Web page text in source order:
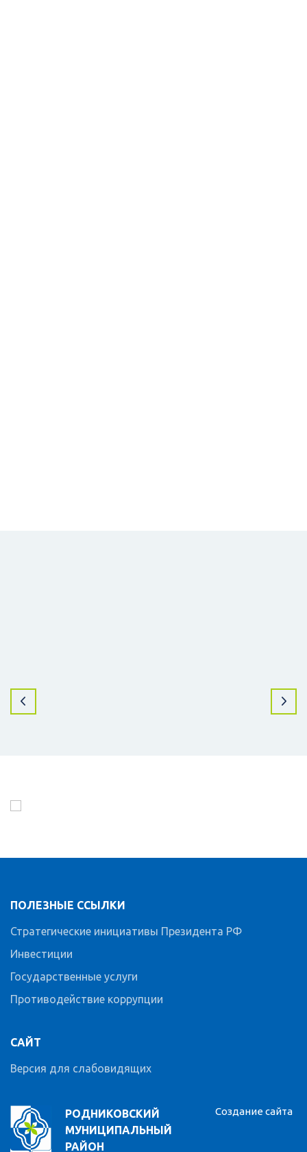
РОДНИКОВСКИЙ
МУНИЦИПАЛЬНЫЙ
РАЙОН
ПОЛЕЗНЫЕ ССЫЛКИ
Стратегические инициативы Президента РФ
Инвестиции
Государственные услуги
Противодействие коррупции
САЙТ
Версия для слабовидящих
Создание сайта